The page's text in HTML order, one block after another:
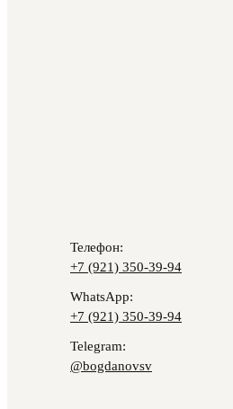
Телефон:
+7 (921) 350-39-94
WhatsApp:
+7 (921) 350-39-94
Telegram:
@bogdanovsv